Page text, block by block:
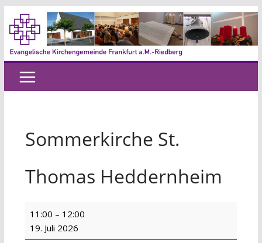
Zum
Inhalt
springen
Sommerkirche St.
Thomas Heddernheim
Thomas
11:00 – 12:00
19. Juli 2026